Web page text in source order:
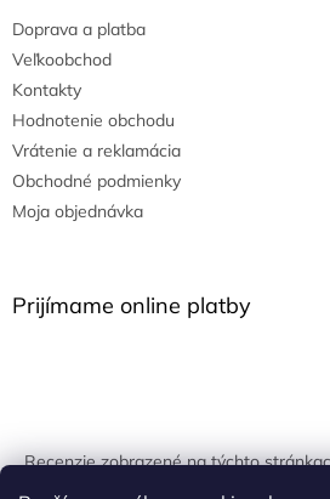
Doprava a platba
Veľkoobchod
Kontakty
Hodnotenie obchodu
Vrátenie a reklamácia
Obchodné podmienky
Moja objednávka
Prijímame online platby
Recenzie zobrazené na týchto